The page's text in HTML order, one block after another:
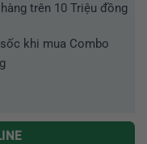
trên 10 Triệu đồng
khi mua Combo